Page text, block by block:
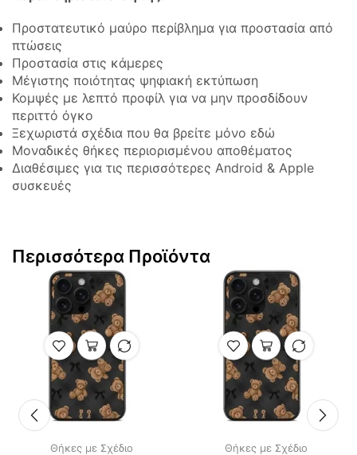
Προστατευτικό μαύρο περίβλημα για προστασία από
πτώσεις
Προστασία στις κάμερες
Μέγιστης ποιότητας ψηφιακή εκτύπωση
Κομψές με λεπτό προφίλ για να μην προσδίδουν
περιττό όγκο
Ξεχωριστά σχέδια που θα βρείτε μόνο εδώ
Μοναδικές θήκες περιορισμένου αποθέματος
Διαθέσιμες για τις περισσότερες Android & Apple
συσκευές
Περισσότερα Προϊόντα
Θήκες με Σχέδιο Θήκες με Σχέδιο